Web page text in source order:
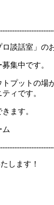
談話室」の
集中です。
プットの
ィです。
ます。
ム
します！